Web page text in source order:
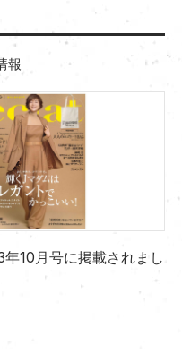
報
年10月号に掲載されまし